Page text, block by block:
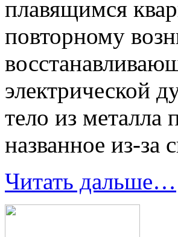
плавящимся
повторному
электрической
тело из металла
названное из-за
Читать дальше…